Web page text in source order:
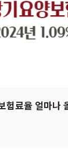
험료율 얼마나